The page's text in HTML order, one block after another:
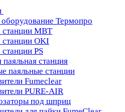
Термопро
MBT
OKI
PS
станция
паяльные станции
Fumeclear
PURE-AIR
под шприц